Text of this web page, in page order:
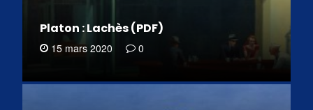
Platon : Lachès (PDF)
15 mars 2020 0